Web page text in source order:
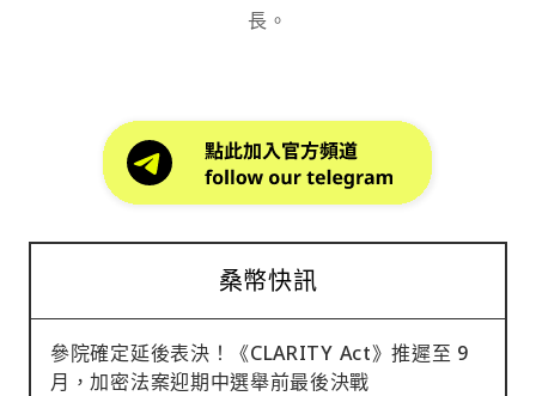
長。
桑幣快訊
參院確定延後表決！《CLARITY Act》推遲至 9
月，加密法案迎期中選舉前最後決戰